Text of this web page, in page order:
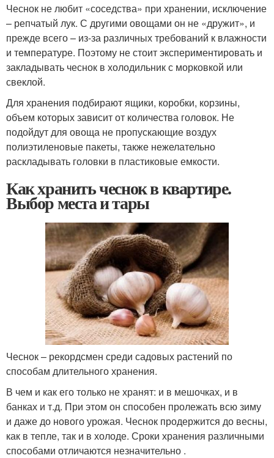
Чеснок не любит «соседства» при хранении, исключение
– репчатый лук. С другими овощами он не «дружит», и
прежде всего – из-за различных требований к влажности
и температуре. Поэтому не стоит экспериментировать и
закладывать чеснок в холодильник с морковкой или
свеклой.
Для хранения подбирают ящики, коробки, корзины,
объем которых зависит от количества головок. Не
подойдут для овоща не пропускающие воздух
полиэтиленовые пакеты, также нежелательно
раскладывать головки в пластиковые емкости.
Как хранить чеснок в квартире.
Выбор места и тары
Чеснок – рекордсмен среди садовых растений по
способам длительного хранения.
В чем и как его только не хранят: и в мешочках, и в
банках и т.д. При этом он способен пролежать всю зиму
и даже до нового урожая. Чеснок продержится до весны,
как в тепле, так и в холоде. Сроки хранения различными
способами отличаются незначительно .